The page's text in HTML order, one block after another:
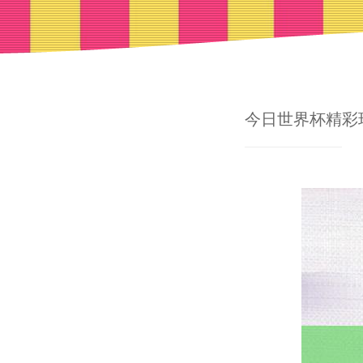
今日世界杯精彩